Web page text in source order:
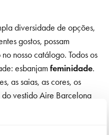
diversidade de opções,
gostos, possam
nosso catálogo. Todos os
esbanjamfeminidade.
as saias, as cores, os
vestido Aire Barcelona
feminidade.